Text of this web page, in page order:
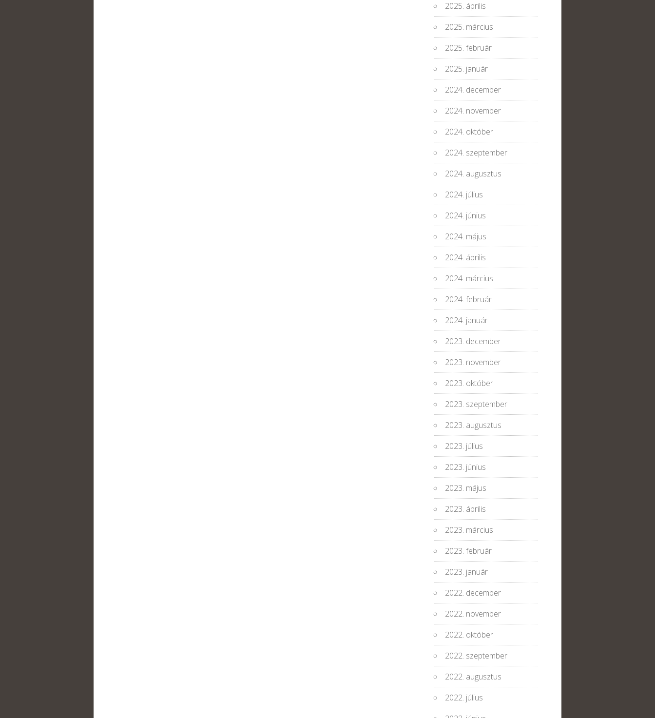
2025. április
2025. március
2025. február
2025. január
2024. december
2024. november
2024. október
2024. szeptember
2024. augusztus
2024. július
2024. június
2024. május
2024. április
2024. március
2024. február
2024. január
2023. december
2023. november
2023. október
2023. szeptember
2023. augusztus
2023. július
2023. június
2023. május
2023. április
2023. március
2023. február
2023. január
2022. december
2022. november
2022. október
2022. szeptember
2022. augusztus
2022. július